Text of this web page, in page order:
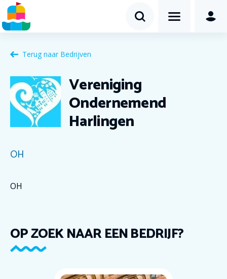
Terug naar Bedrijven
Vereniging
Ondernemend
Harlingen
OH
OH
OP ZOEK NAAR EEN BEDRIJF?